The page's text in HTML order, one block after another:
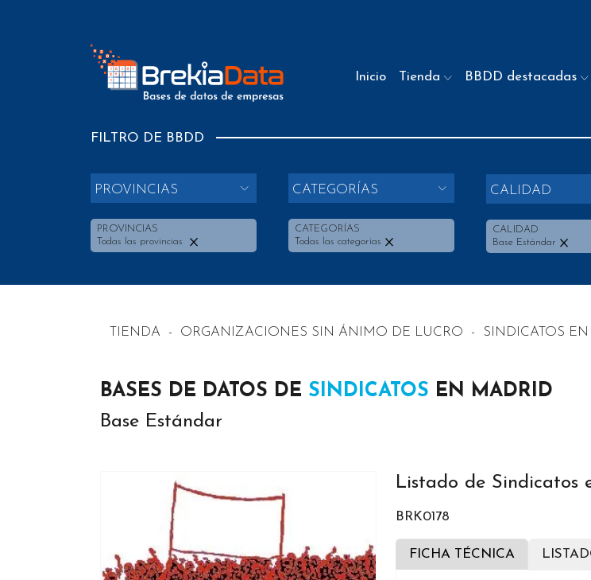
Inicio Tienda BBDD destacadas
FILTRO DE BBDD
PROVINCIAS
PROVINCIAS
Todas las provincias
CATEGORÍAS
CATEGORÍAS
Todas las categorías
CALIDAD
CALIDAD
Base Estándar
TIENDA - ORGANIZACIONES SIN ÁNIMO DE LUCRO - SINDICATOS
BASES DE DATOS DE SINDICATOS EN MADRID
Base Estándar
Listado de Sindicatos
BRK0178
FICHA TÉCNICA